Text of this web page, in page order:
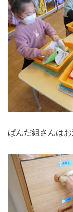
ぱんだ組さんは